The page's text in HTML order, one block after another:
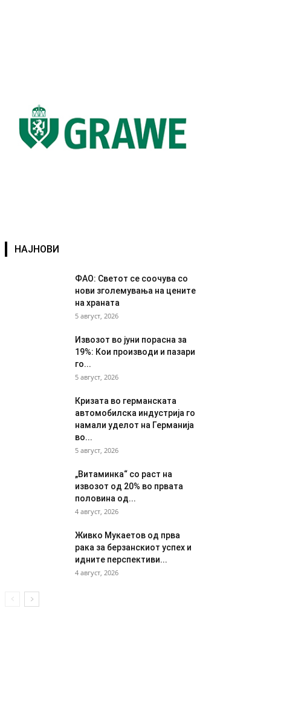
НАЈНОВИ
ФАО: Светот се соочува со
нови зголемувања на цените
на храната
5 август, 2026
Извозот во јуни порасна за
19%: Кои производи и пазари
го...
5 август, 2026
Кризата во германската
автомобилска индустрија го
намали уделот на Германија
во...
5 август, 2026
„Витаминка“ со раст на
извозот од 20% во првата
половина од...
4 август, 2026
Живко Мукаетов од прва
рака за берзанскиот успех и
идните перспективи...
4 август, 2026